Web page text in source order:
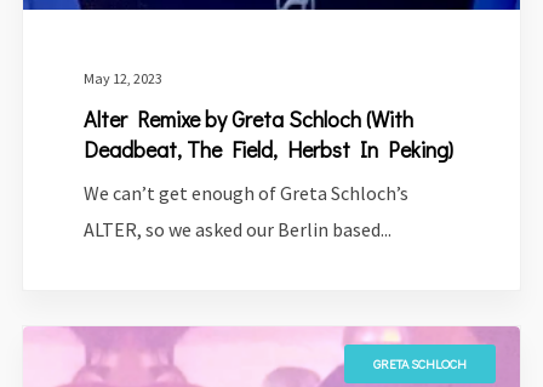
May 12, 2023
Alter Remixe by Greta Schloch (With
Deadbeat, The Field, Herbst In Peking)
We can’t get enough of Greta Schloch’s
ALTER, so we asked our Berlin based...
GRETA SCHLOCH